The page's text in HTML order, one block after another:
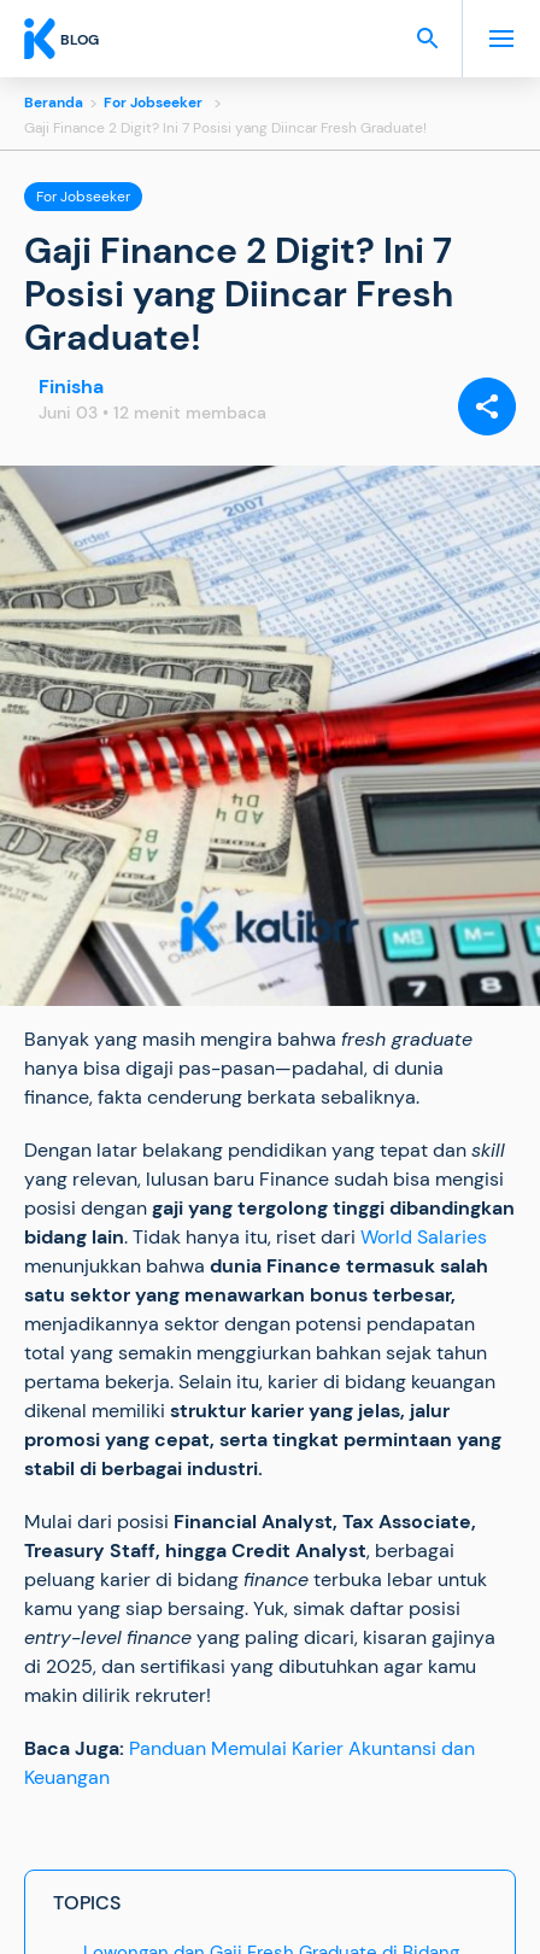
BLOG
Beranda > For Jobseeker >
Gaji Finance 2 Digit? Ini 7 Posisi yang Diincar Fresh Graduate!
For Jobseeker
Gaji Finance 2 Digit? Ini 7
Posisi yang Diincar Fresh
Graduate!
Finisha
Juni 03 • 12 menit membaca
BAGIKAN
VIA:
Banyak yang masih mengira bahwa fresh graduate
hanya bisa digaji pas-pasan—padahal, di dunia
finance, fakta cenderung berkata sebaliknya.
Dengan latar belakang pendidikan yang tepat danskill
yang relevan, lulusan baru Finance sudah bisa mengisi
posisi dengangaji yang tergolong tinggi dibandingkan
bidang lain. Tidak hanya itu, riset dari World Salaries
menunjukkan bahwa dunia Finance termasuk salah
satu sektor yang menawarkan bonus terbesar,
menjadikannya sektor dengan potensi pendapatan
total yang semakin menggiurkan bahkan sejak tahun
pertama bekerja. Selain itu, karier di bidang keuangan
dikenal memiliki struktur karier yang jelas, jalur
promosi yang cepat, serta tingkat permintaan yang
stabil di berbagai industri.
Mulai dari posisi Financial Analyst, Tax Associate,
Treasury Staff, hingga Credit Analyst, berbagai
peluang karier di bidang financeterbuka lebar untuk
kamu yang siap bersaing. Yuk, simak daftar posisi
entry-level financeyang paling dicari, kisaran gajinya
di 2025, dan sertifikasi yang dibutuhkan agar kamu
makin dilirik rekruter!
Baca Juga: Panduan Memulai Karier Akuntansi dan
Keuangan
TOPICS